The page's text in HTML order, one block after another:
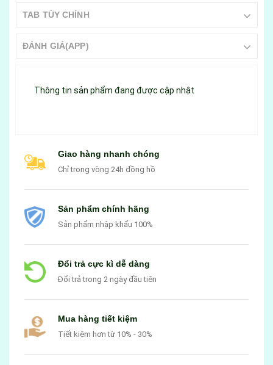
TAB TÙY CHỈNH
ĐÁNH GIÁ(APP)
Thông tin sản phẩm đang được cập nhật
Giao hàng nhanh chóng
Chỉ trong vòng 24h đồng hồ
Sản phẩm chính hãng
Sản phẩm nhập khẩu 100%
Đổi trả cực kì dễ dàng
Đổi trả trong 2 ngày đầu tiên
Mua hàng tiết kiệm
Tiết kiệm hơn từ 10% - 30%